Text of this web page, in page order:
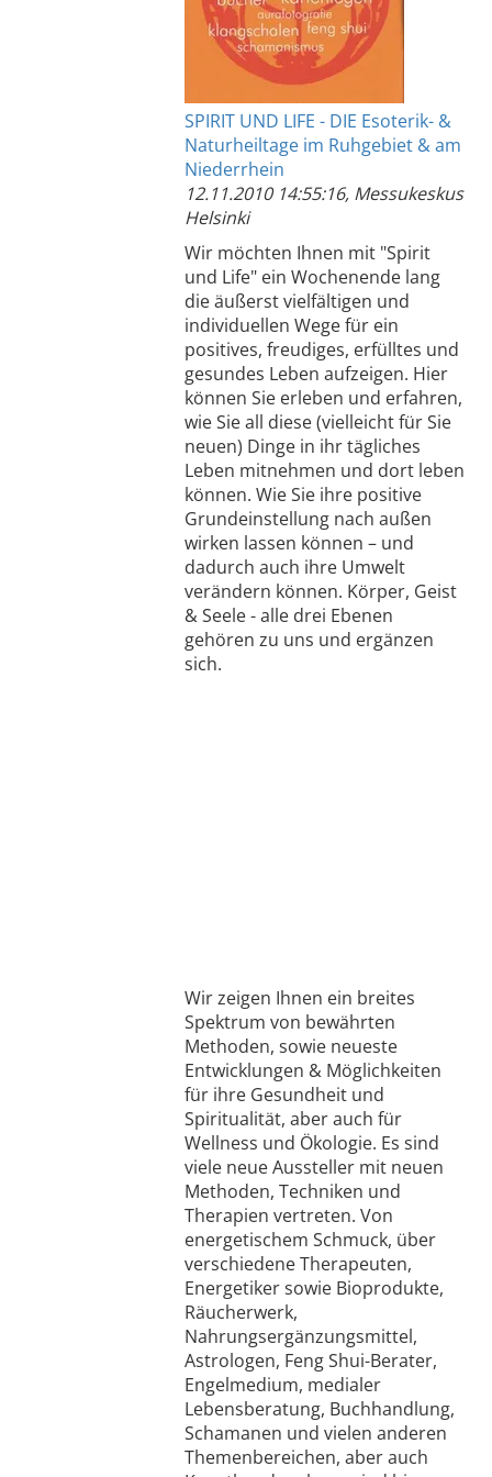
SPIRIT UND LIFE - DIE Esoterik- &
Naturheiltage im Ruhgebiet & am
Niederrhein
12.11.2010 14:55:16, Messukeskus
Helsinki
Wir möchten Ihnen mit "Spirit
und Life" ein Wochenende lang
die äußerst vielfältigen und
individuellen Wege für ein
positives, freudiges, erfülltes und
gesundes Leben aufzeigen. Hier
können Sie erleben und erfahren,
wie Sie all diese (vielleicht für Sie
neuen) Dinge in ihr tägliches
Leben mitnehmen und dort leben
können. Wie Sie ihre positive
Grundeinstellung nach außen
wirken lassen können – und
dadurch auch ihre Umwelt
verändern können. Körper, Geist
& Seele - alle drei Ebenen
gehören zu uns und ergänzen
sich.
Wir zeigen Ihnen ein breites
Spektrum von bewährten
Methoden, sowie neueste
Entwicklungen & Möglichkeiten
für ihre Gesundheit und
Spiritualität, aber auch für
Wellness und Ökologie. Es sind
viele neue Aussteller mit neuen
Methoden, Techniken und
Therapien vertreten. Von
energetischem Schmuck, über
verschiedene Therapeuten,
Energetiker sowie Bioprodukte,
Räucherwerk,
Nahrungsergänzungsmittel,
Astrologen, Feng Shui-Berater,
Engelmedium, medialer
Lebensberatung, Buchhandlung,
Schamanen und vielen anderen
Themenbereichen, aber auch